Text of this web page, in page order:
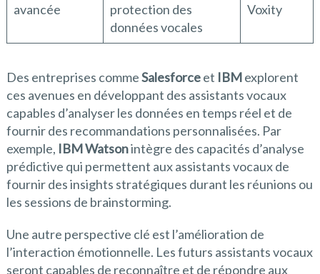
avancée
protection des
données vocales
Voxity
Des entreprises commeSalesforceet IBMexplorent
ces avenues en développant des assistants vocaux
capables d’analyser les données en temps réel et de
fournir des recommandations personnalisées. Par
exemple, IBM Watsonintègre des capacités d’analyse
prédictive qui permettent aux assistants vocaux de
fournir des insights stratégiques durant les réunions ou
les sessions de brainstorming.
Une autre perspective clé est l’amélioration de
l’interaction émotionnelle. Les futurs assistants vocaux
seront capables de reconnaître et de répondre aux